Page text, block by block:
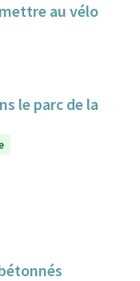
au vélo
le parc de la